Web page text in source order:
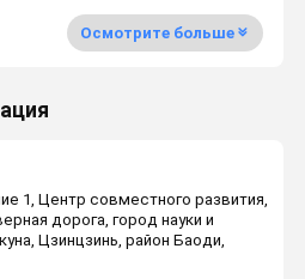
Осмотрите больше
1, Центр совместного развития,
дорога, город науки и
Цзинцзинь, район Баоди,